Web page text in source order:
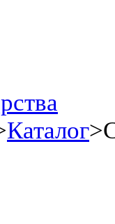
Каталог>